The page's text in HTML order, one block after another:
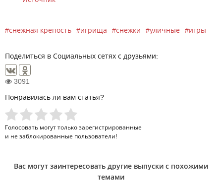
снежная крепость игрища снежки уличные игры
Поделиться в Социальных сетях с друзьями:
3091
Понравилась ли вам статья?
Голосовать могут только зарегистрированные
и не заблокированные пользователи!
Вас могут заинтересовать другие выпуски с похожими
темами